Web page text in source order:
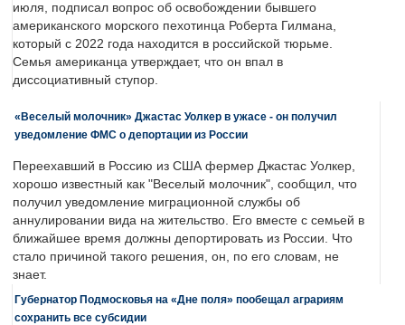
июля, подписал вопрос об освобождении бывшего
американского морского пехотинца Роберта Гилмана,
который с 2022 года находится в российской тюрьме.
Семья американца утверждает, что он впал в
диссоциативный ступор.
«Веселый молочник» Джастас Уолкер в ужасе - он получил
уведомление ФМС о депортации из России
Переехавший в Россию из США фермер Джастас Уолкер,
хорошо известный как "Веселый молочник", сообщил, что
получил уведомление миграционной службы об
аннулировании вида на жительство. Его вместе с семьей в
ближайшее время должны депортировать из России. Что
стало причиной такого решения, он, по его словам, не
знает.
Губернатор Подмосковья на «Дне поля» пообещал аграриям
сохранить все субсидии